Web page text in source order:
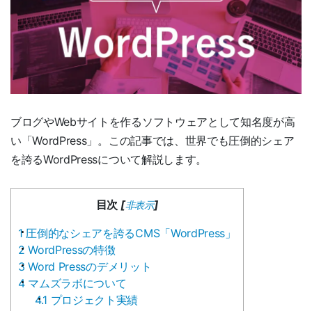
ブログやWebサイトを作るソフトウェアとして知名度が高
い「WordPress」。この記事では、世界でも圧倒的シェア
を誇るWordPressについて解説します。
目次 [非表示]
1圧倒的なシェアを誇るCMS「WordPress」
2 WordPressの特徴
3 Word Pressのデメリット
4マムズラボについて
4.1 プロジェクト実績